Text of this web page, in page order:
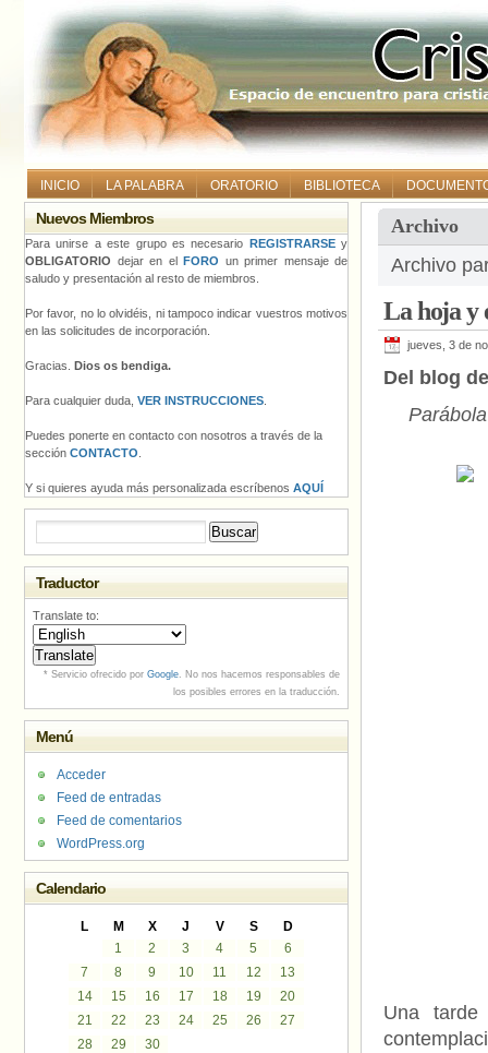
INICIO LA PALABRA ORATORIO BIBLIOTECA
Archivo
Archivo
La hoja y
jueves, 3 de
Del blog
Una
Nuevos Miembros
Para unirse a este grupo es necesario REGISTRARSEy
OBLIGATORIO dejar en el FORO un primer mensaje de
saludo y presentación al resto de miembros.
Por favor, no lo olvidéis, ni tampoco indicar vuestros motivos
en las solicitudes de incorporación.
Gracias. Dios os bendiga.
Para cualquier duda, VER INSTRUCCIONES
Puedes ponerte en contacto con nosotros a través de la
sección CONTACTO
Y si quieres ayuda más personalizada escríbenos AQUÍ
Traductor
Translate to:
* Servicio ofrecido por Google. No nos hacemos responsables de
los posibles errores en la traducción.
Menú
Acceder
Feed de entradas
Feed de comentarios
WordPress.org
Calendario
L M X J V S
D
1
2 3 4 5
6
7
8 9 10 11 12
13
14
15 16 17 18 19
20
21
22 23 24 25 26
27
28
29 30